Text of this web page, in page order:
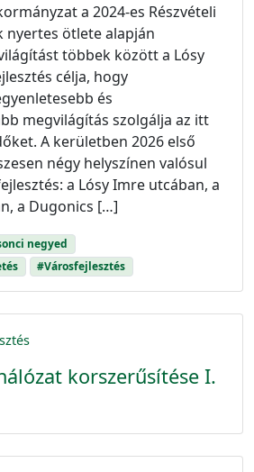
a 2024-es Részvételi
nyertes ötlete alapján
többek között a Lósy
célja, hogy
és
megvilágítás szolgálja az itt
A kerületben 2026 első
négy helyszínen valósul
a Lósy Imre utcában, a
a Dugonics […]
negyed
#Városfejlesztés
korszerűsítése I.